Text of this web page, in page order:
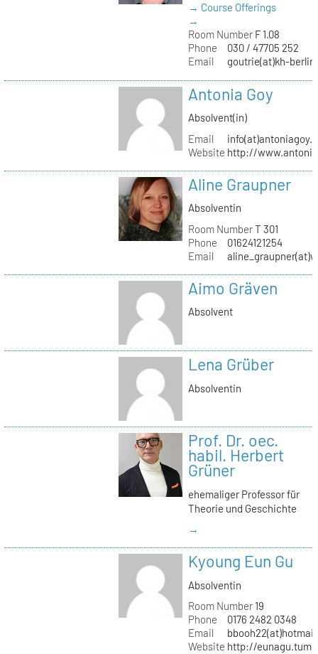
→ Course Offerings
→
Room NumberF 1.08
Phone
030 / 47705 252
Email
goutrie(at)kh-
Antonia Goy
Absolvent(in)
Email
Website http://
Aline Graupner
Absolventin
Room NumberT 301
Phone
01624121254
Email
Aimo Gräven
Absolvent
Lena Grüber
Absolventin
Prof. Dr. oec.
habil. Herbert
Grüner
ehemaliger Professor für
Theorie und Geschichte
→
Kyoung Eun Gu
Absolventin
Room Number19
Phone
0176 2482 0348
Email
Website http://